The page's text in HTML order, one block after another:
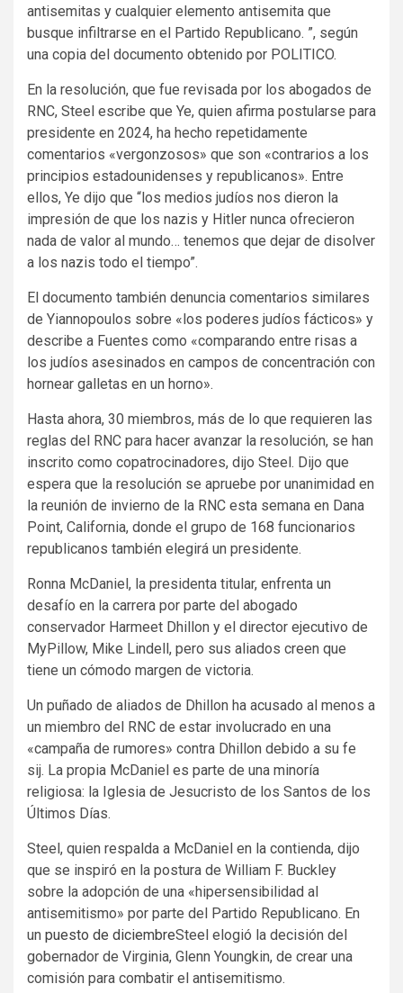
antisemitas y cualquier elemento antisemita que
busque infiltrarse en el Partido Republicano. ”, según
una copia del documento obtenido por POLITICO.
En la resolución, que fue revisada por los abogados de
RNC, Steel escribe que Ye, quien afirma postularse para
presidente en 2024, ha hecho repetidamente
comentarios «vergonzosos» que son «contrarios a los
principios estadounidenses y republicanos». Entre
ellos, Ye dijo que “los medios judíos nos dieron la
impresión de que los nazis y Hitler nunca ofrecieron
nada de valor al mundo… tenemos que dejar de disolver
a los nazis todo el tiempo”.
El documento también denuncia comentarios similares
de Yiannopoulos sobre «los poderes judíos fácticos» y
describe a Fuentes como «comparando entre risas a
los judíos asesinados en campos de concentración con
hornear galletas en un horno».
Hasta ahora, 30 miembros, más de lo que requieren las
reglas del RNC para hacer avanzar la resolución, se han
inscrito como copatrocinadores, dijo Steel. Dijo que
espera que la resolución se apruebe por unanimidad en
la reunión de invierno de la RNC esta semana en Dana
Point, California, donde el grupo de 168 funcionarios
republicanos también elegirá un presidente.
Ronna McDaniel, la presidenta titular, enfrenta un
desafío en la carrera por parte del abogado
conservador Harmeet Dhillon y el director ejecutivo de
MyPillow, Mike Lindell, pero sus aliados creen que
tiene un cómodo margen de victoria.
Un puñado de aliados de Dhillon ha acusado al menos a
un miembro del RNC de estar involucrado en una
«campaña de rumores» contra Dhillon debido a su fe
sij. La propia McDaniel es parte de una minoría
religiosa: la Iglesia de Jesucristo de los Santos de los
Últimos Días.
Steel, quien respalda a McDaniel en la contienda, dijo
que se inspiró en la postura de William F. Buckley
sobre la adopción de una «hipersensibilidad al
antisemitismo» por parte del Partido Republicano. En
un puesto de diciembreSteel elogió la decisión del
gobernador de Virginia, Glenn Youngkin, de crear una
comisión para combatir el antisemitismo.